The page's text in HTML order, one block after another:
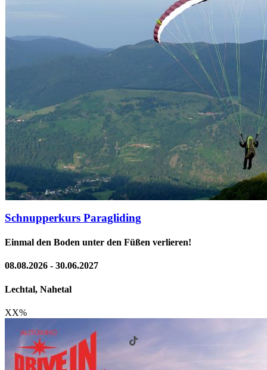
Schnupperkurs Paragliding
Einmal den Boden unter den Füßen verlieren!
08.08.2026 - 30.06.2027
Lechtal, Nahetal
XX%